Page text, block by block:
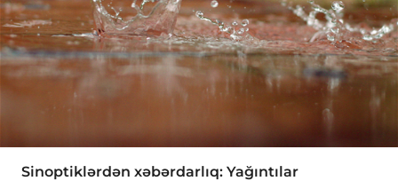
Sinoptiklərdən xəbərdarlıq: Yağıntılar